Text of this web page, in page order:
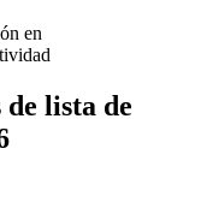
en
lista de